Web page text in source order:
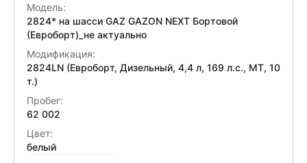
Модель:
2824* на шасси GAZ GAZON NEXT Бортовой
(Евроборт)_не актуально
Модификация:
2824LN (Евроборт, Дизельный, 4,4 л, 169 л.с., МТ, 10
т.)
Пробег:
62 002
Цвет:
белый